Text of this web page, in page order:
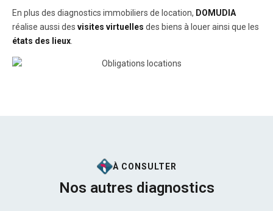
En plus des diagnostics immobiliers de location, DOMUDIA
réalise aussi des visites virtuelles des biens à louer ainsi que les
états des lieux.
À CONSULTER
Nos autres diagnostics